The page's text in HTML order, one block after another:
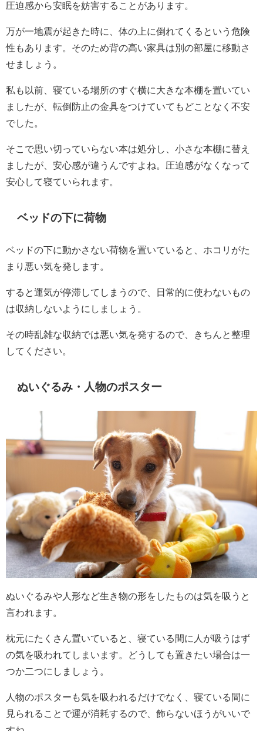
圧迫感から安眠を妨害することがあります。
万が一地震が起きた時に、体の上に倒れてくるという危険
性もあります。そのため背の高い家具は別の部屋に移動さ
せましょう。
私も以前、寝ている場所のすぐ横に大きな本棚を置いてい
ましたが、転倒防止の金具をつけていてもどことなく不安
でした。
そこで思い切っていらない本は処分し、小さな本棚に替え
ましたが、安心感が違うんですよね。圧迫感がなくなって
安心して寝ていられます。
ベッドの下に荷物
ベッドの下に動かさない荷物を置いていると、ホコリがた
まり悪い気を発します。
すると運気が停滞してしまうので、日常的に使わないもの
は収納しないようにしましょう。
その時乱雑な収納では悪い気を発するので、きちんと整理
してください。
ぬいぐるみ・人物のポスター
ぬいぐるみや人形など生き物の形をしたものは気を吸うと
言われます。
枕元にたくさん置いていると、寝ている間に人が吸うはず
の気を吸われてしまいます。どうしても置きたい場合は一
つか二つにしましょう。
人物のポスターも気を吸われるだけでなく、寝ている間に
見られることで運が消耗するので、飾らないほうがいいで